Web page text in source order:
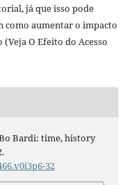
já que isso pode
como aumentar o impacto
O Efeito do Acesso
Bardi: time, history
32